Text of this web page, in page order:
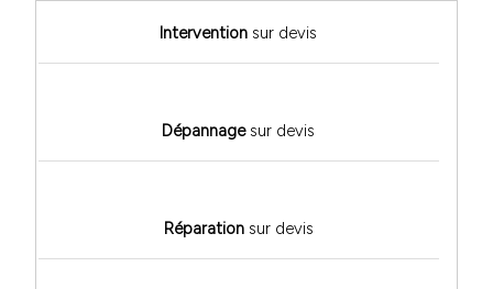
Intervention sur devis
Dépannagesur devis
Réparationsur devis